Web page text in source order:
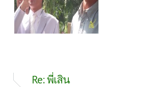
Re: พี่เสิน